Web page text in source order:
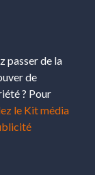
passer de la
de
? Pour
le Kit média